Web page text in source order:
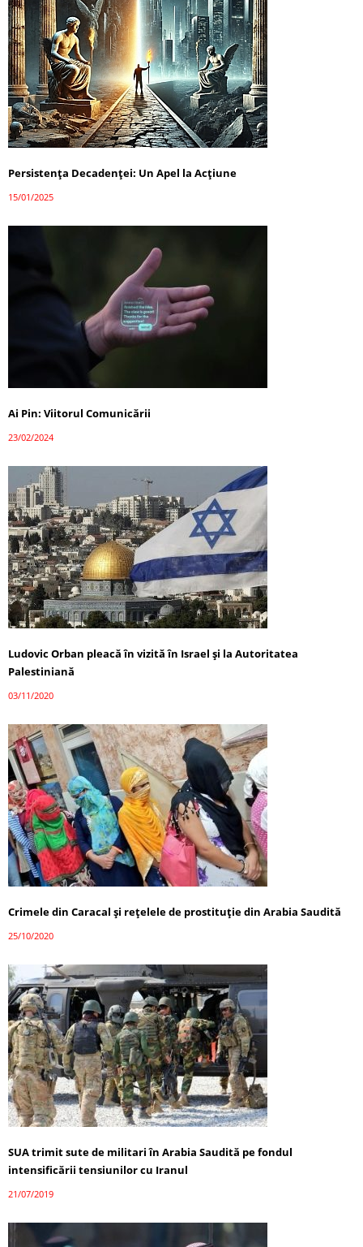
Persistența Decadenței: Un Apel la Acțiune
15/01/2025
Ai Pin: Viitorul Comunicării
23/02/2024
Ludovic Orban pleacă în vizită în Israel și la Autoritatea
Palestiniană
03/11/2020
Crimele din Caracal și rețelele de prostituție din Arabia Saudită
25/10/2020
SUA trimit sute de militari în Arabia Saudită pe fondul
intensificării tensiunilor cu Iranul
21/07/2019